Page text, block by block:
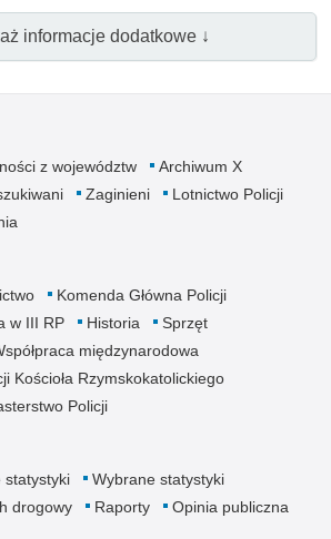
informacje dodatkowe ↓
z województw
Archiwum X
Zaginieni
Lotnictwo Policji
Komenda Główna Policji
w III RP Historia
Sprzęt
międzynarodowa
Kościoła Rzymskokatolickiego
Policji
statystyki
Wybrane statystyki
drogowy Raporty Opinia publiczna